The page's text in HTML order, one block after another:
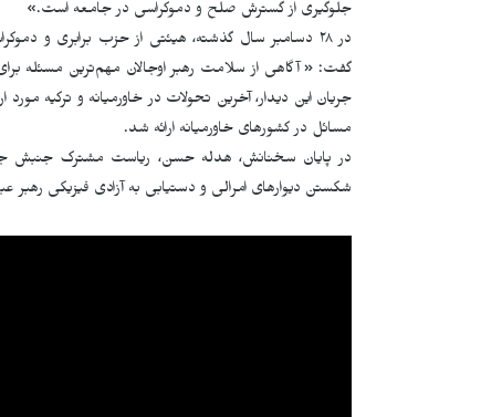
جلوگیری از گسترش صلح و دموکراسی در جامعه است.»
در ۲۸ دسامبر سال گذشته، هیئتی از حزب برابری و
گفت: « آگاهی از سلامت رهبر اوجالان مهم‌ترین مسئله
جریان این دیدار، آخرین تحولات در خاورمیانه و ترکیه
مسائل در کشورهای خاورمیانه ارائه شد.
در پایان سخنانش، هدله حسن، ریاست مشترک جنبش
شکستن دیوارهای امرالی و دستیابی به آزادی فیزیکی رهبر